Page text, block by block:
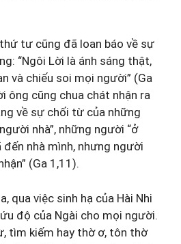
tư cũng đã loan báo về sự
“Ngôi Lời là ánh sáng thật,
và chiếu soi mọi người” (Ga
ông cũng chua chát nhận ra
về sự chối từ của những
nhà”, những người “ở
đến nhà mình, nhưng người
(Ga 1,11).
qua việc sinh hạ của Hài Nhi
độ của Ngài cho mọi người.
tìm kiếm hay thờ ơ, tôn thờ